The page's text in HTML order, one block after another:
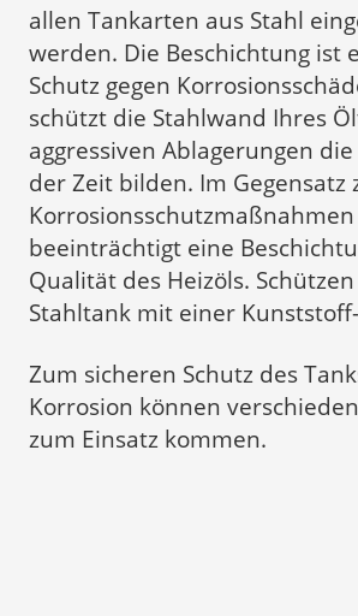
allen Tankarten aus Stahl
werden. Die Beschichtung ist
Schutz gegen
schützt die Stahlwand Ihres
aggressiven Ablagerungen
der Zeit bilden. Im Gegensatz
Korrosionsschutzmaßnahmen
beeinträchtigt eine
Qualität des Heizöls.
Stahltank mit einer
Zum sicheren Schutz des
Korrosion können
zum Einsatz kommen.